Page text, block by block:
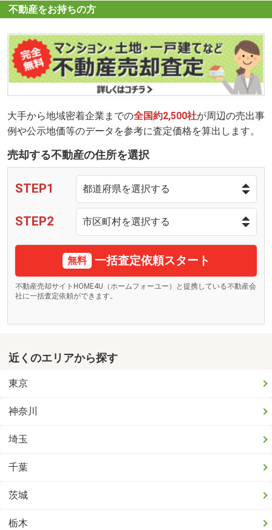
不動産をお持ちの方
大手から地域密着企業までの全国約2,500社が周辺の売出事
例や公示地価等のデータを参考に査定価格を算出します。
売却する不動産の住所を選択
STEP1
STEP2
無料 一括査定依頼スタート
不動産売却サイトHOME4U（ホームフォーユー）と提携している不動産会
社に一括査定依頼ができます。
近くのエリアから探す
東京
神奈川
埼玉
千葉
茨城
栃木